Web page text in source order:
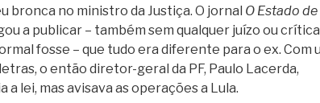
bronca no ministro da Justiça. O jornal O Estado de
a publicar – também sem qualquer juízo ou
fosse – que tudo era diferente para o ex. Com
o então diretor-geral da PF, Paulo Lacerda,
a lei, mas avisava as operações a Lula.